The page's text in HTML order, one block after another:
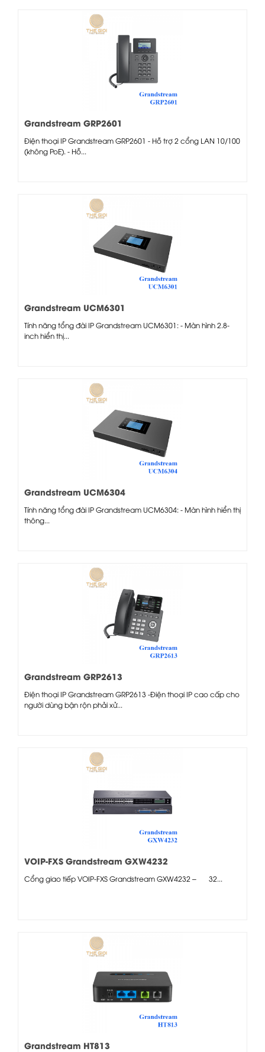
Grandstream GRP2601
Điện thoại IP Grandstream GRP2601 - Hỗ trợ 2 cổng LAN 10/100
(không PoE). - Hỗ...
Grandstream UCM6301
Tính năng tổng đài IP Grandstream UCM6301: - Màn hình 2.8-
inch hiển thị...
Grandstream UCM6304
Tính năng tổng đài IP Grandstream UCM6304: - Màn hình hiển thị
thông...
Grandstream GRP2613
Điện thoại IP Grandstream GRP2613 -Điện thoại IP cao cấp cho
người dùng bận rộn phải xử...
VOIP-FXS Grandstream GXW4232
Cổng giao tiếp VOIP-FXS Grandstream GXW4232 – 32...
Grandstream HT813